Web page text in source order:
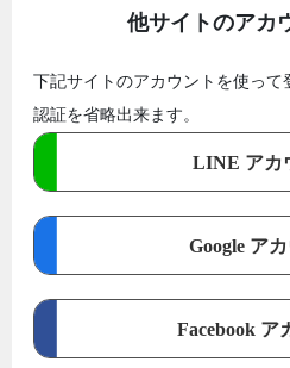
他サイトのアカ
下記サイトのアカウントを使っ
認証を省略出来ます。
LINE アカ
Google ア
Facebook ア